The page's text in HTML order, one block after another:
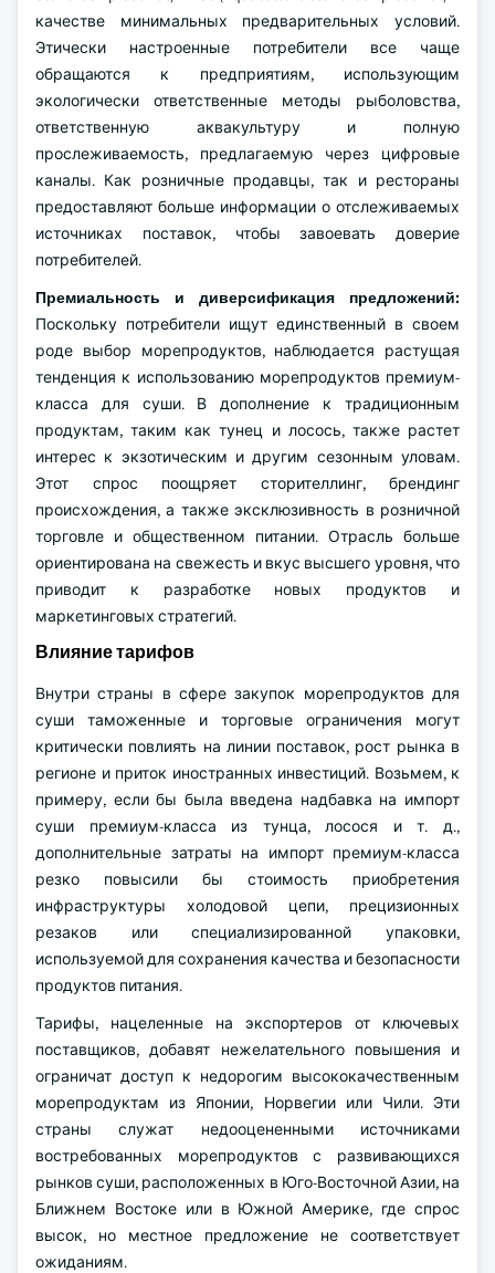
качестве минимальных предварительных условий.
Этически настроенные потребители все чаще
обращаются к предприятиям, использующим
экологически ответственные методы рыболовства,
ответственную аквакультуру и полную
прослеживаемость, предлагаемую через цифровые
каналы. Как розничные продавцы, так и рестораны
предоставляют больше информации о отслеживаемых
источниках поставок, чтобы завоевать доверие
потребителей.
Премиальность и диверсификация предложений:
Поскольку потребители ищут единственный в своем
роде выбор морепродуктов, наблюдается растущая
тенденция к использованию морепродуктов премиум-
класса для суши. В дополнение к традиционным
продуктам, таким как тунец и лосось, также растет
интерес к экзотическим и другим сезонным уловам.
Этот спрос поощряет сторителлинг, брендинг
происхождения, а также эксклюзивность в розничной
торговле и общественном питании. Отрасль больше
ориентирована на свежесть и вкус высшего уровня, что
приводит к разработке новых продуктов и
маркетинговых стратегий.
Влияние тарифов
Внутри страны в сфере закупок морепродуктов для
суши таможенные и торговые ограничения могут
критически повлиять на линии поставок, рост рынка в
регионе и приток иностранных инвестиций. Возьмем, к
примеру, если бы была введена надбавка на импорт
суши премиум-класса из тунца, лосося и т. д.,
дополнительные затраты на импорт премиум-класса
резко повысили бы стоимость приобретения
инфраструктуры холодовой цепи, прецизионных
резаков или специализированной упаковки,
используемой для сохранения качества и безопасности
продуктов питания.
Тарифы, нацеленные на экспортеров от ключевых
поставщиков, добавят нежелательного повышения и
ограничат доступ к недорогим высококачественным
морепродуктам из Японии, Норвегии или Чили. Эти
страны служат недооцененными источниками
востребованных морепродуктов с развивающихся
рынков суши, расположенных в Юго-Восточной Азии, на
Ближнем Востоке или в Южной Америке, где спрос
высок, но местное предложение не соответствует
ожиданиям.